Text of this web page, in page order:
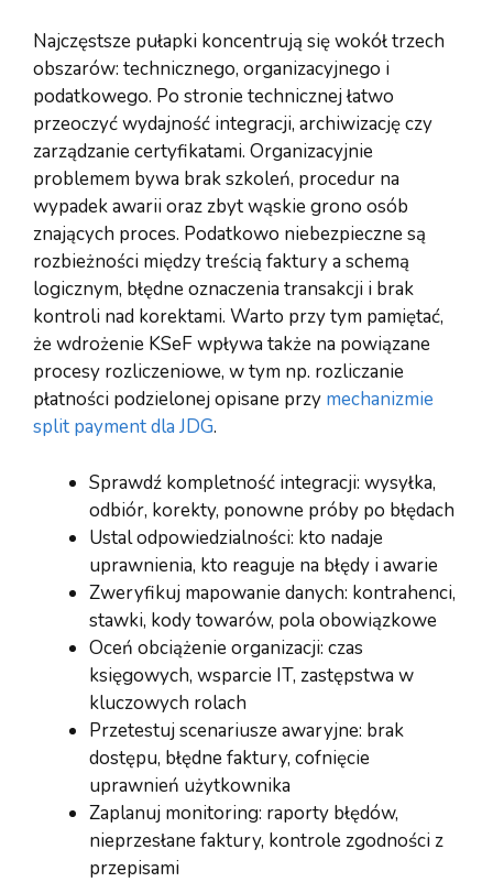
Najczęstsze pułapki koncentrują się wokół trzech
obszarów: technicznego, organizacyjnego i
podatkowego. Po stronie technicznej łatwo
przeoczyć wydajność integracji, archiwizację czy
zarządzanie certyfikatami. Organizacyjnie
problemem bywa brak szkoleń, procedur na
wypadek awarii oraz zbyt wąskie grono osób
znających proces. Podatkowo niebezpieczne są
rozbieżności między treścią faktury a schemą
logicznym, błędne oznaczenia transakcji i brak
kontroli nad korektami. Warto przy tym pamiętać,
że wdrożenie KSeF wpływa także na powiązane
procesy rozliczeniowe, w tym np. rozliczanie
płatności podzielonej opisane przy mechanizmie
split payment dla JDG.
Sprawdź kompletność integracji: wysyłka,
odbiór, korekty, ponowne próby po błędach
Ustal odpowiedzialności: kto nadaje
uprawnienia, kto reaguje na błędy i awarie
Zweryfikuj mapowanie danych: kontrahenci,
stawki, kody towarów, pola obowiązkowe
Oceń obciążenie organizacji: czas
księgowych, wsparcie IT, zastępstwa w
kluczowych rolach
Przetestuj scenariusze awaryjne: brak
dostępu, błędne faktury, cofnięcie
uprawnień użytkownika
Zaplanuj monitoring: raporty błędów,
nieprzesłane faktury, kontrole zgodności z
przepisami